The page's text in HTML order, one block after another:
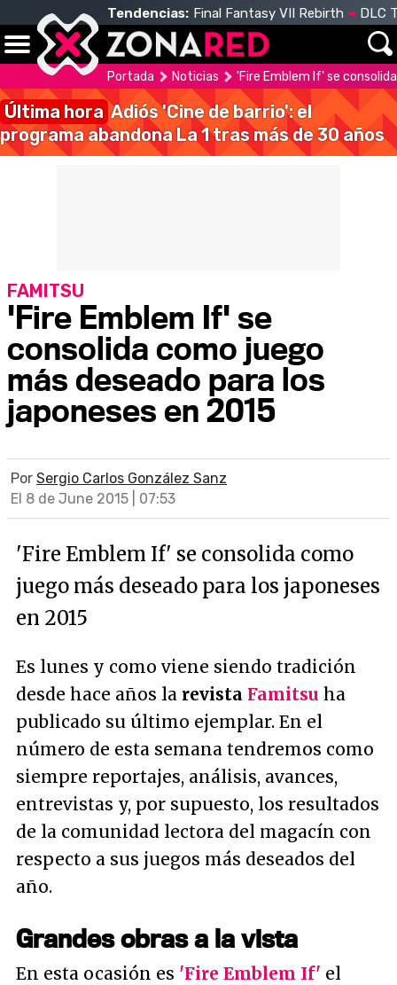
Tendencias: Final Fantasy VII Rebirth DLC
Portada Noticias 'Fire Emblem If' se
Última hora Adiós 'Cine de barrio': el
programa abandona La 1 tras más de 30 años
'Fire Emblem If' se
consolida como juego
más deseado para los
japoneses en 2015
FAMITSU
Por Sergio Carlos González Sanz
El 8 de June 2015 | 07:53
'Fire Emblem If' se consolida como
juego más deseado para los japoneses
en 2015
Es lunes y como viene siendo tradición
desde hace años la revista Famitsu ha
publicado su último ejemplar. En el
número de esta semana tendremos como
siempre reportajes, análisis, avances,
entrevistas y, por supuesto, los resultados
de la comunidad lectora del magacín con
respecto a sus juegos más deseados del
año.
Grandes obras a la vista
En esta ocasión es 'Fire Emblem If' el